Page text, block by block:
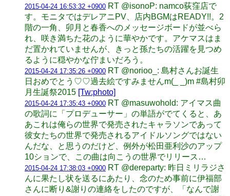
2015-04-24 16:53:32 +0900 RT @isonoP: namco荻窪店で
す。モニタではデレアニPV、店内BGMはREADY!!。2
階の一角、卯月と春香へのメッセージボードが並べら
れ、咲き満ちた花のように華やかです。アケマスはま
だ置かれていませんが、きっと孫たちの活躍を見つめ
るように穏やかな佇まいだろう。
2015-04-24 17:35:26 +0900 RT @norioo_: 島村さんお誕生
日おめでとう♡♡過去絵ですみませんm(_ _)m #島村卯
月生誕祭2015 [Tw:photo]
2015-04-24 17:35:43 +0900 RT @masuwohold: アイマス曲
の歌詞に「プロデューサー」の単語がでてくると、あ
あこれは俺らの世界で発売されたキャラソンであって
彼女たちの世界で発売されるアイドルソングではない
んだな、と思うのだけど、例外が松田亜利沙のアップ
10ションで、この曲は向こうの世界でリリース…
2015-04-24 17:38:03 +0900 RT @dereparty: 昨日ミリラジさ
んに果たし状を送るにあたり、念のため事前に伊福部
さんに断り&謝りの連絡をしたのですが、「なんで謝